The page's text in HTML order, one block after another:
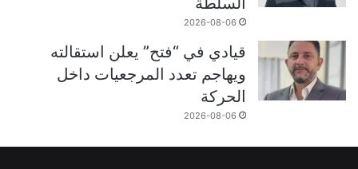
2026-08-06
قيادي في “فتح” يعلن استقالته
ويهاجم تعدد المرجعيات داخل
الحركة
2026-08-06